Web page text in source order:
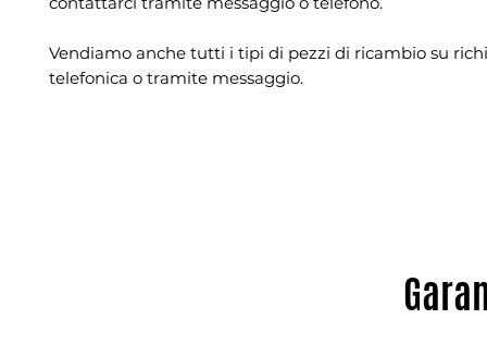
Vendiamo anche tutti i tipi di pezzi di ricambio su
telefonica o tramite messaggio.